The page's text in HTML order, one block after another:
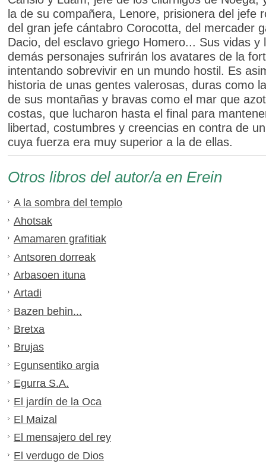
la de su compañera, Lenore, prisionera del jefe
del gran jefe cántabro Corocotta, del mercader
Dacio, del esclavo griego Homero... Sus vidas y
demás personajes sufrirán los avatares de la
intentando sobrevivir en un mundo hostil. Es
historia de unas gentes valerosas, duras como
de sus montañas y bravas como el mar que
costas, que lucharon hasta el final para
libertad, costumbres y creencias en contra de
cuya fuerza era muy superior a la de ellas.
Otros libros del autor/a en Erein
A la sombra del templo
Ahotsak
Amamaren grafitiak
Antsoren dorreak
Arbasoen ituna
Artadi
Bazen behin...
Bretxa
Brujas
Egunsentiko argia
Egurra S.A.
El jardín de la Oca
El Maizal
El mensajero del rey
El verdugo de Dios